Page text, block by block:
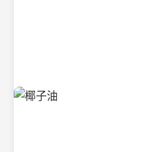
清凉解渴的椰子水